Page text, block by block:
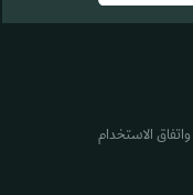
الاستخدام